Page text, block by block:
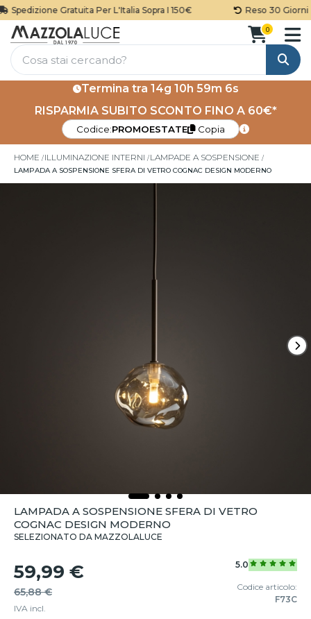
Spedizione Gratuita Per L'Italia Sopra I 150€ Reso 30 Giorni
Cerca
0
Termina tra 14g 10h 59m 5s
RISPARMIA SUBITO SCONTO FINO A 60€*
Codice:PROMOESTATE Copia
HOME ILLUMINAZIONE INTERNI LAMPADE A SOSPENSIONE
LAMPADA A SOSPENSIONE SFERA DI VETRO COGNAC DESIGN MODERNO
LAMPADA A SOSPENSIONE SFERA DI VETRO
COGNAC DESIGN MODERNO
SELEZIONATO DA MAZZOLALUCE
59,99 €
65,88 €
IVA incl.
5.0
Codice articolo:
F73C